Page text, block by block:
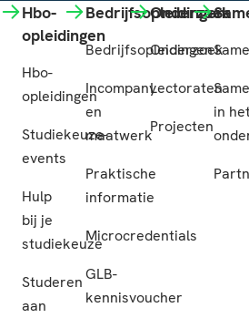
Hbo-
opleidingen
Hbo-
opleidingen
Studiekeuze-
events
Hulp
bij je
studiekeuze
Studeren
aan
Bedrijfsopleidingen
Bedrijfsopleidingen
Incompany
en
maatwerk
Praktische
informatie
Microcredentials
GLB-
kennisvoucher
Onderzoek
Onderzoek
Lectoraten
Projecten
in